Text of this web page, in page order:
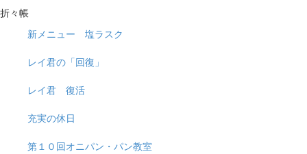
折々帳
新メニュー 塩ラスク
レイ君の「回復」
レイ君 復活
充実の休日
第１０回オニパン・パン教室